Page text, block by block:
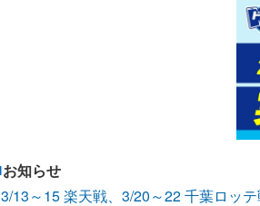
お知らせ
3/13～15 楽天戦、3/20～22 千葉ロッ